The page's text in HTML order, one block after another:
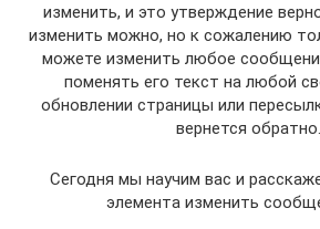
изменить, и это утверждение
изменить можно, но к сожалению
можете изменить любое
поменять его текст на любой
обновлении страницы или
вернется обратно.
Сегодня мы научим вас и
элемента изменить